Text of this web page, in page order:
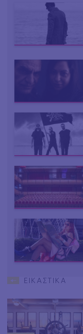
ΕΙΚΑΣΤΙΚΑ